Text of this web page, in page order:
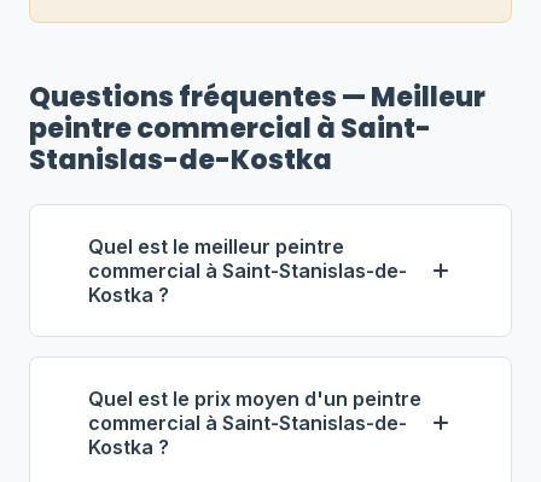
Questions fréquentes — Meilleur
peintre commercial à Saint-
Stanislas-de-Kostka
Quel est le meilleur peintre
commercial à Saint-Stanislas-de-
Kostka ?
Selon notre classement,Peintures
Commerciales Richard
(propriétaire :
Sonia Richard) se distingue comme le
meilleur entrepreneur commercial à
Quel est le prix moyen d'un peintre
commercial à Saint-Stanislas-de-
Kostka ?